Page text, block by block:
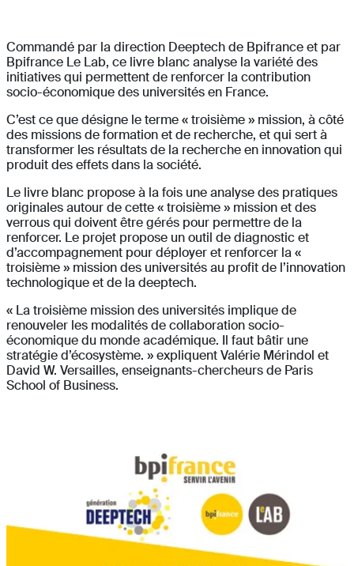
Commandé par la direction Deeptech de Bpifrance et par
Bpifrance Le Lab, ce livre blanc analyse la variété des
initiatives qui permettent de renforcer la contribution
socio-économique des universités en France.
C’est ce que désigne le terme « troisième » mission, à côté
des missions de formation et de recherche, et qui sert à
transformer les résultats de la recherche en innovation qui
produit des effets dans la société.
Le livre blanc propose à la fois une analyse des pratiques
originales autour de cette « troisième » mission et des
verrous qui doivent être gérés pour permettre de la
renforcer. Le projet propose un outil de diagnostic et
d’accompagnement pour déployer et renforcer la «
troisième » mission des universités au profit de l’innovation
technologique et de la deeptech.
« La troisième mission des universités implique de
renouveler les modalités de collaboration socio-
économique du monde académique. Il faut bâtir une
stratégie d’écosystème. » expliquent Valérie Mérindol et
David W. Versailles, enseignants-chercheurs de Paris
School of Business.